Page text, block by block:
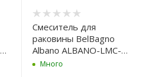
Смеситель для
раковины BelBagno
Albano ALBANO-LMC-
CRM-W0 без донного
Много